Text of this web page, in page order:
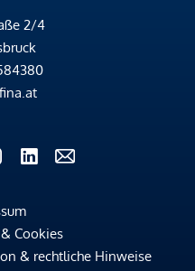
2/4
Cookies
& rechtliche Hinweise